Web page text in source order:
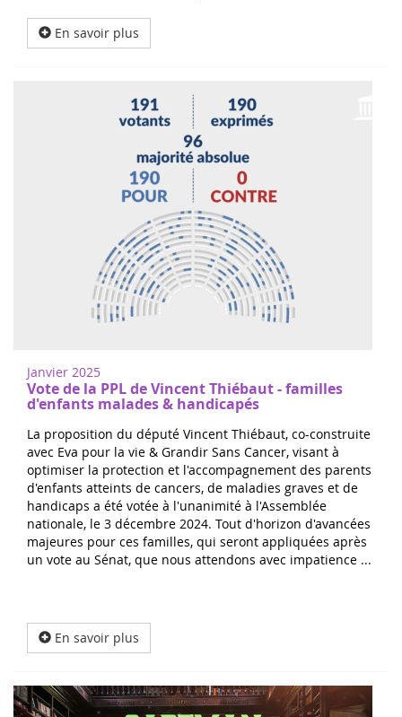
En savoir plus
Janvier 2025
Vote de la PPL de Vincent Thiébaut - familles
d'enfants malades & handicapés
La proposition du député Vincent Thiébaut, co-construite
avec Eva pour la vie & Grandir Sans Cancer, visant à
optimiser la protection et l'accompagnement des parents
d'enfants atteints de cancers, de maladies graves et de
handicaps a été votée à l'unanimité à l'Assemblée
nationale, le 3 décembre 2024. Tout d'horizon d'avancées
majeures pour ces familles, qui seront appliquées après
un vote au Sénat, que nous attendons avec impatience ...
En savoir plus